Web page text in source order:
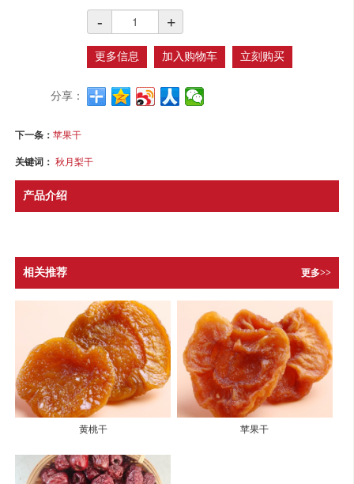
- +
更多信息 加入购物车 立刻购买
分享：
下一条：苹果干
关键词：秋月梨干
产品介绍
相关推荐 更多>>
黄桃干 苹果干